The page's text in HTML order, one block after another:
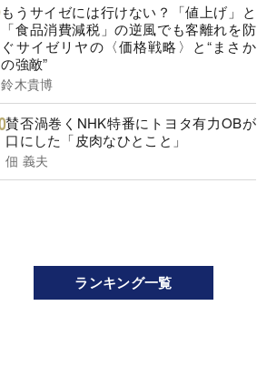
もうサイゼには行けない？「値上げ」と
「食品消費減税」の逆風でも客離れを防
ぐサイゼリヤの〈価格戦略〉と“まさか
の強敵”
鈴木貴博
賛否渦巻くNHK特番にトヨタ有力OBが
口にした「皮肉なひとこと」
佃 義夫
ランキング一覧